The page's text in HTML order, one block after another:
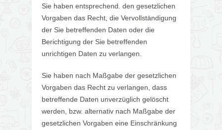
Sie haben entsprechend. den gesetzlichen
Vorgaben das Recht, die Vervollständigung
der Sie betreffenden Daten oder die
Berichtigung der Sie betreffenden
unrichtigen Daten zu verlangen.
Sie haben nach Maßgabe der gesetzlichen
Vorgaben das Recht zu verlangen, dass
betreffende Daten unverzüglich gelöscht
werden, bzw. alternativ nach Maßgabe der
gesetzlichen Vorgaben eine Einschränkung